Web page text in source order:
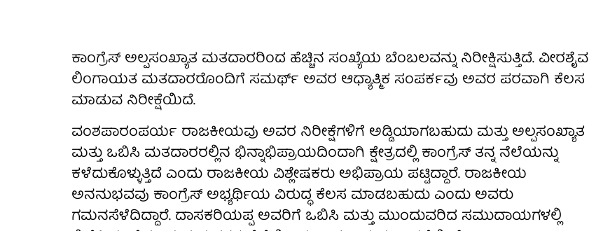
ಕಾಂಗ್ರೆಸ್ ಅಲ್ಪಸಂಖ್ಯಾತ ಮತದಾರರಿಂದ ಹೆಚ್ಚಿನ ಸಂಖ್ಯೆಯ ಬೆಂಬಲವನ್ನು ನಿರೀಕ್ಷಿಸುತ್ತಿದೆ. ವೀರಶೈವ
ಲಿಂಗಾಯತ ಮತದಾರರೊಂದಿಗೆ ಸಮರ್ಥ್ ಅವರ ಆಧ್ಯಾತ್ಮಿಕ ಸಂಪರ್ಕವು ಅವರ ಪರವಾಗಿ ಕೆಲಸ
ಮಾಡುವ ನಿರೀಕ್ಷೆಯಿದೆ.
ವಂಶಪಾರಂಪರ್ಯ ರಾಜಕೀಯವು ಅವರ ನಿರೀಕ್ಷೆಗಳಿಗೆ ಅಡ್ಡಿಯಾಗಬಹುದು ಮತ್ತು ಅಲ್ಪಸಂಖ್ಯಾತ
ಮತ್ತು ಒಬಿಸಿ ಮತದಾರರಲ್ಲಿನ ಭಿನ್ನಾಭಿಪ್ರಾಯದಿಂದಾಗಿ ಕ್ಷೇತ್ರದಲ್ಲಿ ಕಾಂಗ್ರೆಸ್ ತನ್ನ ನೆಲೆಯನ್ನು
ಕಳೆದುಕೊಳ್ಳುತ್ತಿದೆ ಎಂದು ರಾಜಕೀಯ ವಿಶ್ಲೇಷಕರು ಅಭಿಪ್ರಾಯ ಪಟ್ಟಿದ್ದಾರೆ. ರಾಜಕೀಯ
ಅನನುಭವವು ಕಾಂಗ್ರೆಸ್ ಅಭ್ಯರ್ಥಿಯ ವಿರುದ್ಧ ಕೆಲಸ ಮಾಡಬಹುದು ಎಂದು ಅವರು
ಗಮನಸೆಳೆದಿದ್ದಾರೆ. ದಾಸಕರಿಯಪ್ಪ ಅವರಿಗೆ ಒಬಿಸಿ ಮತ್ತು ಮುಂದುವರಿದ ಸಮುದಾಯಗಳಲ್ಲಿ